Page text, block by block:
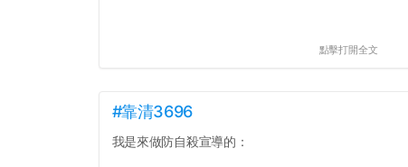
點擊打開全文
#靠清3696
我是來做防自殺宣導的：